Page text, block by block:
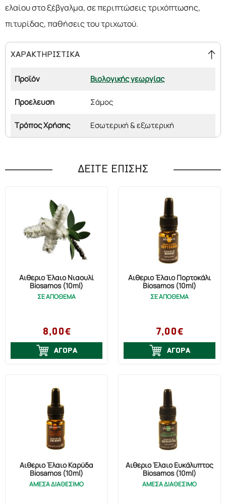
ελαίου στο ξέβγαλμα, σε περιπτώσεις τριχόπτωσης,
πιτυρίδας, παθήσεις του τριχωτού.
ΧΑΡΑΚΤΗΡΙΣΤΙΚΑ
Προϊόν Βιολογικής γεωργίας
Προέλευση Σάμος
Τρόπος Χρήσης Εσωτερική & εξωτερική
ΔΕΙΤΕ ΕΠΙΣΗΣ
Αιθέριο Έλαιο Νιαουλί
Biosamos (10ml)
ΣΕ ΑΠΟΘΕΜΑ
8,00€
ΑΓΟΡΑ
Αιθέριο Έλαιο Πορτοκάλι
Biosamos (10ml)
ΣΕ ΑΠΟΘΕΜΑ
7,00€
ΑΓΟΡΑ
Αιθέριο Έλαιο Καρύδα
Biosamos (10ml)
ΑΜΕΣΑ ΔΙΑΘΕΣΙΜΟ
Αιθέριο Έλαιο Ευκάλυπτος
Biosamos (10ml)
ΑΜΕΣΑ ΔΙΑΘΕΣΙΜΟ